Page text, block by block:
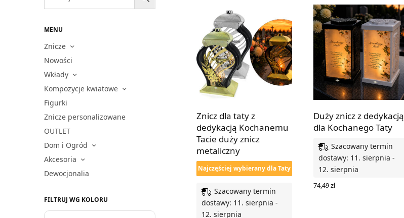
MENU
Znicze
Nowości
Wkłady
Kompozycje kwiatowe
Figurki
Znicze personalizowane
OUTLET
Dom i Ogród
Akcesoria
Dewocjonalia
FILTRUJ WG KOLORU
Znicz dla taty z
dedykacją Kochanemu
Tacie duży znicz
metaliczny
Najczęściej wybierany dla Taty
Szacowany termin
dostawy: 11. sierpnia -
12. sierpnia
Duży znicz z dedykacją
dla Kochanego Taty
Szacowany termin
dostawy: 11. sierpnia -
12. sierpnia
74,49zł